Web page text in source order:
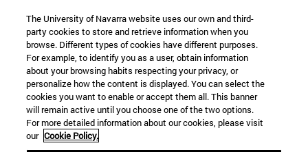
Información
TFNO +34 943 21 98 77
¿QUÉ GRADO TE INTERESA?
¿QUÉ MÁSTER TE INTERESA?
© Universidad de Navarra
Información legal
Accesibilidad
The University of Navarra website uses our own and third-
party cookies to store and retrieve information when you
browse. Different types of cookies have different purposes.
For example, to identify you as a user, obtain information
about your browsing habits respecting your privacy, or
personalize how the content is displayed. You can select the
cookies you want to enable or accept them all. This banner
will remain active until you choose one of the two options.
For more detailed information about our cookies, please visit
our Cookie Policy.